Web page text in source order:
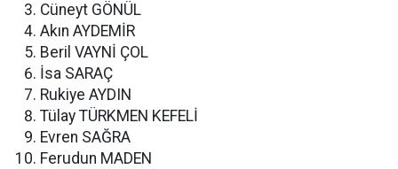
Cüneyt GÖNÜL
Akın AYDEMİR
Beril VAYNİ ÇOL
İsa SARAÇ
Rukiye AYDIN
Tülay TÜRKMEN KEFELİ
Evren SAĞRA
Ferudun MADEN